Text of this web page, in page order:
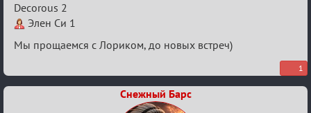
Decorous 2
Элен Си 1
Мы прощаемся с Лориком, до новых встреч)
1
Снежный Барс